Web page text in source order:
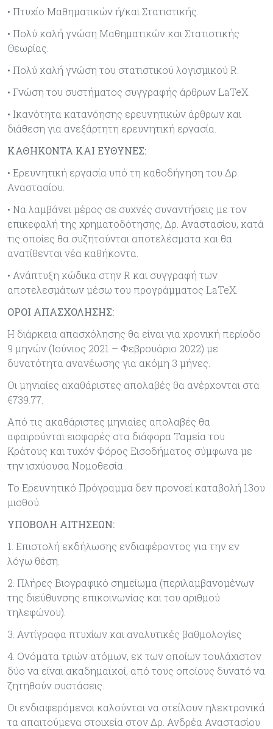
• Πτυχίο Μαθηματικών ή/και Στατιστικής.
• Πολύ καλή γνώση Μαθηματικών και Στατιστικής
Θεωρίας.
• Πολύ καλή γνώση του στατιστικού λογισμικού R.
• Γνώση του συστήματος συγγραφής άρθρων LaTeX.
• Ικανότητα κατανόησης ερευνητικών άρθρων και
διάθεση για ανεξάρτητη ερευνητική εργασία.
ΚΑΘΗΚΟΝΤΑ ΚΑΙ ΕΥΘΥΝΕΣ:
• Ερευνητική εργασία υπό τη καθοδήγηση του Δρ.
Αναστασίου.
• Να λαμβάνει μέρος σε συχνές συναντήσεις με τον
επικεφαλή της χρηματοδότησης, Δρ. Αναστασίου, κατά
τις οποίες θα συζητούνται αποτελέσματα και θα
ανατίθενται νέα καθήκοντα.
• Ανάπτυξη κώδικα στην R και συγγραφή των
αποτελεσμάτων μέσω του προγράμματος LaTeX.
ΟΡΟΙ ΑΠΑΣΧΟΛΗΣΗΣ:
Η διάρκεια απασχόλησης θα είναι για χρονική περίοδο
9 μηνών (Ιούνιος 2021 – Φεβρουάριο 2022) με
δυνατότητα ανανέωσης για ακόμη 3 μήνες.
Οι μηνιαίες ακαθάριστες απολαβές θα ανέρχονται στα
€739.77.
Από τις ακαθάριστες μηνιαίες απολαβές θα
αφαιρούνται εισφορές στα διάφορα Ταμεία του
Κράτους και τυχόν Φόρος Εισοδήματος σύμφωνα με
την ισχύουσα Νομοθεσία.
Το Ερευνητικό Πρόγραμμα δεν προνοεί καταβολή 13ου
μισθού.
ΥΠΟΒΟΛΗ ΑΙΤΗΣΕΩΝ:
1. Επιστολή εκδήλωσης ενδιαφέροντος για την εν
λόγω θέση.
2. Πλήρες Βιογραφικό σημείωμα (περιλαμβανομένων
της διεύθυνσης επικοινωνίας και του αριθμού
τηλεφώνου).
3. Αντίγραφα πτυχίων και αναλυτικές βαθμολογίες
4. Ονόματα τριών ατόμων, εκ των οποίων τουλάχιστον
δύο να είναι ακαδημαϊκοί, από τους οποίους δυνατό να
ζητηθούν συστάσεις.
Οι ενδιαφερόμενοι καλούνται να στείλουν ηλεκτρονικά
τα απαιτούμενα στοιχεία στον Δρ. Ανδρέα Αναστασίου